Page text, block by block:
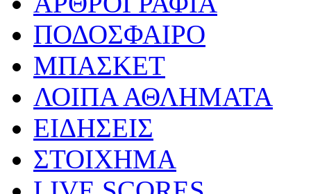
ΠΟΔΟΣΦΑΙΡΟ
ΜΠΑΣΚΕΤ
ΛΟΙΠΑ ΑΘΛΗΜΑΤΑ
ΕΙΔΗΣΕΙΣ
ΣΤΟΙΧΗΜΑ